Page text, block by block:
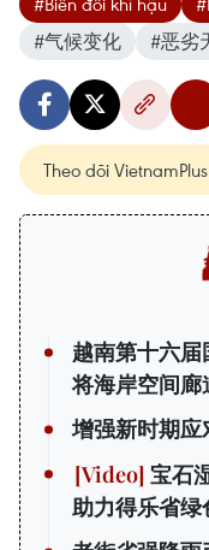
#气候变化
#恶劣
Theo dõi VietnamPlus
越南第十六
将海岸空间
增强新时期
宝石
助力得乐省绿